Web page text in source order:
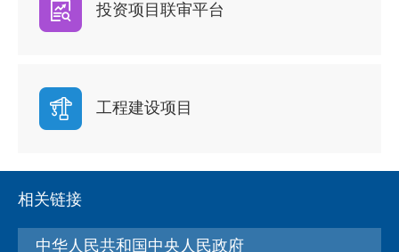
投资项目联审平台
工程建设项目
相关链接
中华人民共和国中央人民政府